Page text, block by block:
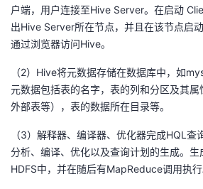
户端，用户连接至Hive Server。在启动
出Hive Server所在节点，并且在该节点启
通过浏览器访问Hive。
（2）Hive将元数据存储在数据库中，如
元数据包括表的名字，表的列和分区及其
外部表等），表的数据所在目录等。
（3）解释器、编译器、优化器完成HQL查
分析、编译、优化以及查询计划的生成。
HDFS中，并在随后有MapReduce调用执行